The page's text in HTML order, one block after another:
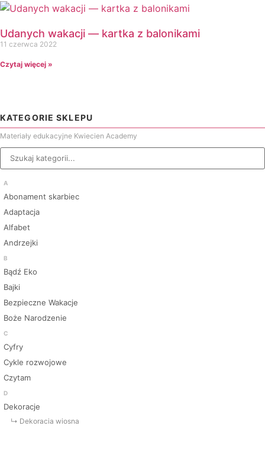
Udanych wakacji — kartka z balonikami
11 czerwca 2022
Czytaj więcej »
KATEGORIE SKLEPU
Materiały edukacyjne Kwiecien Academy
A
Abonament skarbiec
Adaptacja
Alfabet
Andrzejki
B
Bądź Eko
Bajki
Bezpieczne Wakacje
Boże Narodzenie
C
Cyfry
Cykle rozwojowe
Czytam
D
Dekoracje
↳ Dekoracja wiosna